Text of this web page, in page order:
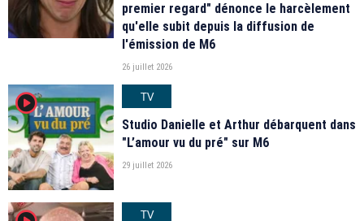
premier regard" dénonce le harcèlement
qu'elle subit depuis la diffusion de
l'émission de M6
26 juillet 2026
player2
TV
Studio Danielle et Arthur débarquent dans
"L’amour vu du pré" sur M6
29 juillet 2026
TV